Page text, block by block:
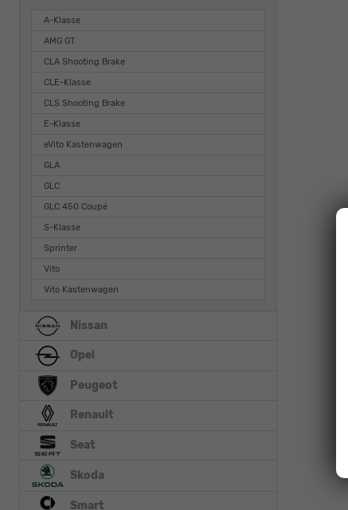
A-Klasse
AMG GT
CLA Shooting Brake
CLE-Klasse
CLS Shooting Brake
E-Klasse
eVito Kastenwagen
GLA
GLC
GLC 450 Coupé
S-Klasse
Sprinter
Vito
Vito Kastenwagen
Nissan
Opel
Peugeot
Renault
Seat
Skoda
Smart